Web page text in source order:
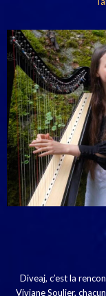
Diveaj, c’est la
Viviane Soulier,